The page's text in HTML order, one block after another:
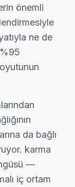
Servis
Regal
parça
arızalı
Bölge Bilgisi
nüfusu
önemli
ne de
da bağlı
karma
—
iç ortam